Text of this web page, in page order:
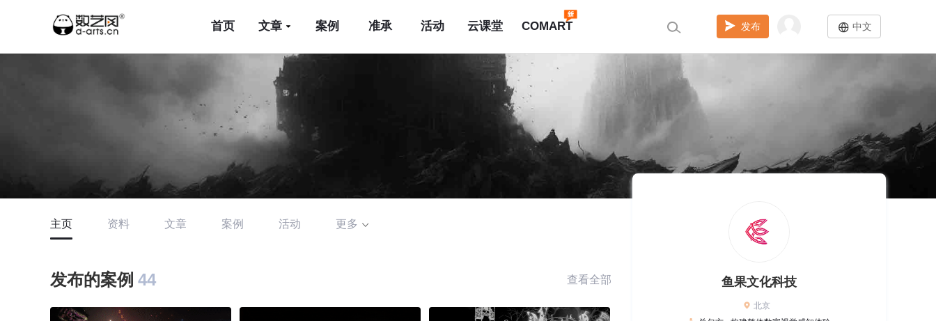
首页 文章 案例 准承 活动 云课堂 COMART 发布 中文
主页 资料 文章 案例 活动 更多
发布的案例 44 查看全部 鱼果文化科技
北京